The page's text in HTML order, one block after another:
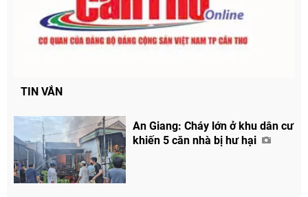
TIN VẮN
An Giang: Cháy lớn ở khu dân cư
khiến 5 căn nhà bị hư hại